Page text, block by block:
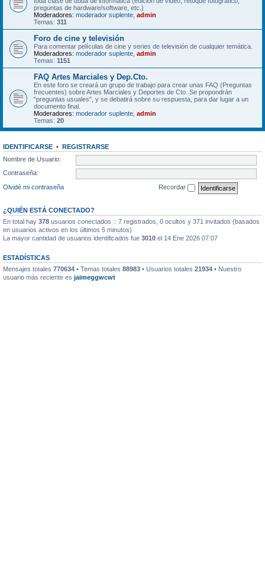
preguntas de hardware/software, etc.)
Moderadores: moderador suplente admin
Temas: 311
Foro de cine y televisión
Para comentar películas de cine y series de televisión de cualquier temática.
Moderadores: moderador suplente admin
Temas: 1151
FAQ Artes Marciales y Dep.Cto.
En este foro se creará un grupo de trabajo para crear unas FAQ (Preguntas
frecuentes) sobre Artes Marciales y Deportes de Cto. Se propondrán
"preguntas usuales", y se debatirá sobre su respuesta, para dar lugar a un
documento final.
Moderadores: moderador suplente admin
Temas: 20
IDENTIFICARSE • REGISTRARSE
Nombre de Usuario:
Contraseña:
Olvidé mi contraseña
Recordar
¿QUIÉN ESTÁ CONECTADO?
En total hay 378 usuarios conectados :: 7 registrados, 0 ocultos y 371 invitados (basados
en usuarios activos en los últimos 5 minutos)
La mayor cantidad de usuarios identificados fue 3010 el 14 Ene 2026 07:07
ESTADÍSTICAS
Mensajes totales 770634 • Temas totales 88983 • Usuarios totales 21934 • Nuestro
usuario más reciente es jaimeggwcwt